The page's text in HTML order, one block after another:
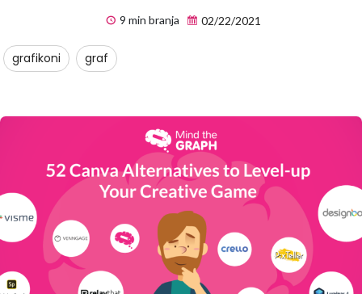
9 min branja
02/22/2021
grafikoni graf